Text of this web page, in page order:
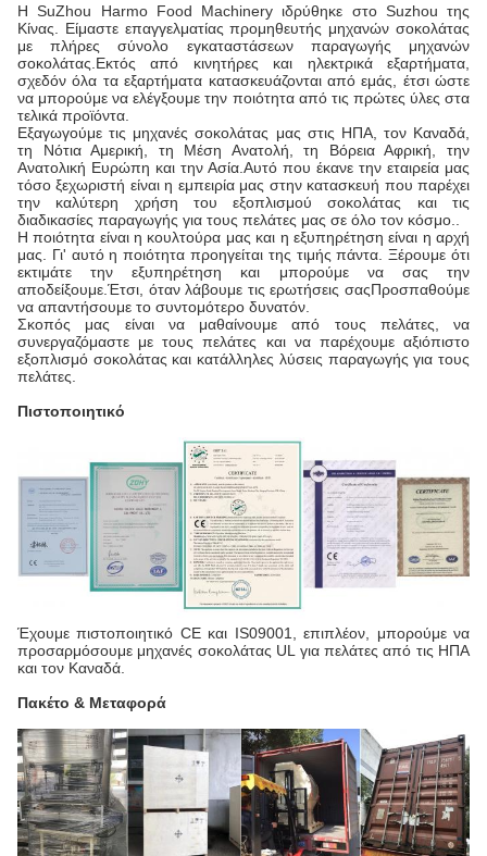
Η SuZhou Harmo Food Machinery ιδρύθηκε στο Suzhou της
Κίνας. Είμαστε επαγγελματίας προμηθευτής μηχανών σοκολάτας
με πλήρες σύνολο εγκαταστάσεων παραγωγής μηχανών
σοκολάτας.Εκτός από κινητήρες και ηλεκτρικά εξαρτήματα,
σχεδόν όλα τα εξαρτήματα κατασκευάζονται από εμάς, έτσι ώστε
να μπορούμε να ελέγξουμε την ποιότητα από τις πρώτες ύλες στα
τελικά προϊόντα.
Εξαγωγούμε τις μηχανές σοκολάτας μας στις ΗΠΑ, τον Καναδά,
τη Νότια Αμερική, τη Μέση Ανατολή, τη Βόρεια Αφρική, την
Ανατολική Ευρώπη και την Ασία.Αυτό που έκανε την εταιρεία μας
τόσο ξεχωριστή είναι η εμπειρία μας στην κατασκευή που παρέχει
την καλύτερη χρήση του εξοπλισμού σοκολάτας και τις
διαδικασίες παραγωγής για τους πελάτες μας σε όλο τον κόσμο..
Η ποιότητα είναι η κουλτούρα μας και η εξυπηρέτηση είναι η αρχή
μας. Γι' αυτό η ποιότητα προηγείται της τιμής πάντα. Ξέρουμε ότι
εκτιμάτε την εξυπηρέτηση και μπορούμε να σας την
αποδείξουμε.Έτσι, όταν λάβουμε τις ερωτήσεις σαςΠροσπαθούμε
να απαντήσουμε το συντομότερο δυνατόν.
Σκοπός μας είναι να μαθαίνουμε από τους πελάτες, να
συνεργαζόμαστε με τους πελάτες και να παρέχουμε αξιόπιστο
εξοπλισμό σοκολάτας και κατάλληλες λύσεις παραγωγής για τους
πελάτες.
Πιστοποιητικό
Έχουμε πιστοποιητικό CE και IS09001, επιπλέον, μπορούμε να
προσαρμόσουμε μηχανές σοκολάτας UL για πελάτες από τις ΗΠΑ
και τον Καναδά.
Πακέτο & Μεταφορά